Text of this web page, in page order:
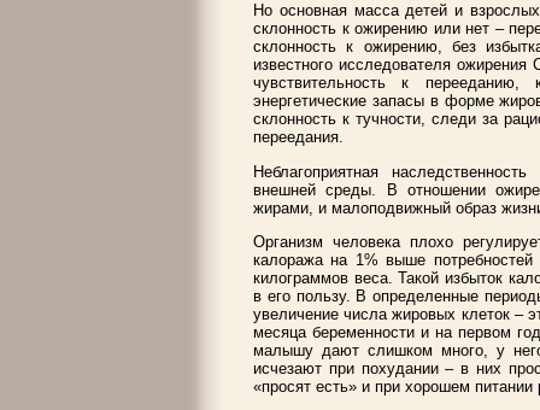
Но основная масса детей и
склонность к ожирению или нет –
склонность к ожирению, без
известного исследователя
чувствительность к перееданию,
энергетические запасы в форме
склонность к тучности, следи за
переедания.
Неблагоприятная
внешней среды. В отношении
жирами, и малоподвижный образ
Организм человека плохо
калоража на 1% выше
килограммов веса. Такой избыток
в его пользу. В определенные
увеличение числа жировых клеток –
месяца беременности и на первом
малышу дают слишком много, у
исчезают при похудании – в них
«просят есть» и при хорошем питании